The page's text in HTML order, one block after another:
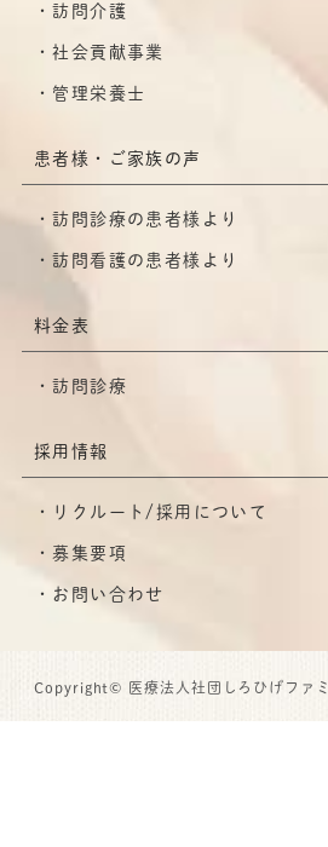
訪問介護
社会貢献事業
管理栄養士
患者様・ご家族の声
訪問診療の患者様より
訪問看護の患者様より
料金表
訪問診療
採用情報
リクルート/採用について
募集要項
お問い合わせ
Copyright© 医療法人社団しろひげファ